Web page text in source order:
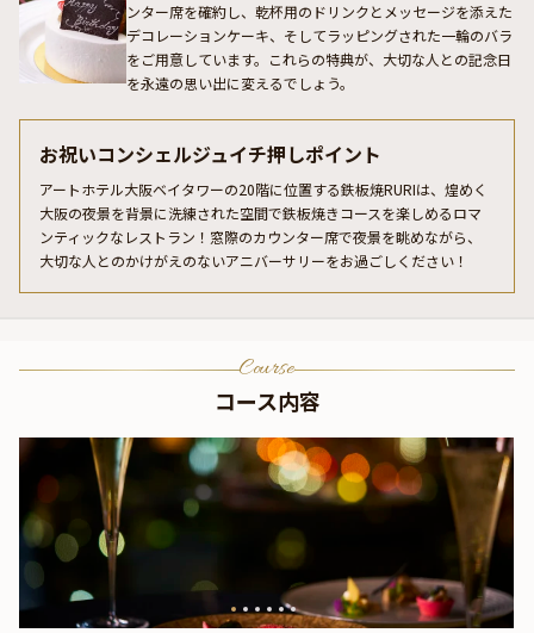
ンター席を確約し、乾杯用のドリンクとメッセージを添えた
デコレーションケーキ、そしてラッピングされた一輪のバラ
をご用意しています。これらの特典が、大切な人との記念日
を永遠の思い出に変えるでしょう。
お祝いコンシェルジュイチ押しポイント
アートホテル大阪ベイタワーの20階に位置する鉄板焼RURIは、煌めく
大阪の夜景を背景に洗練された空間で鉄板焼きコースを楽しめるロマ
ンティックなレストラン！窓際のカウンター席で夜景を眺めながら、
大切な人とのかけがえのないアニバーサリーをお過ごしください！
Course
コース内容